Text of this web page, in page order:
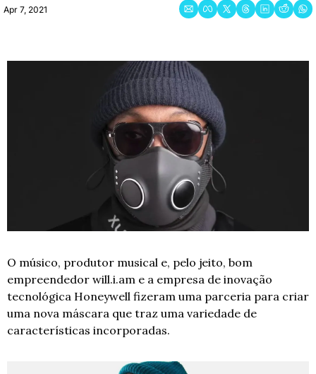
Apr 7, 2021
O músico, produtor musical e, pelo jeito, bom
empreendedor will.i.am e a empresa de inovação
tecnológica Honeywell fizeram uma parceria para criar
uma nova máscara que traz uma variedade de
características incorporadas.